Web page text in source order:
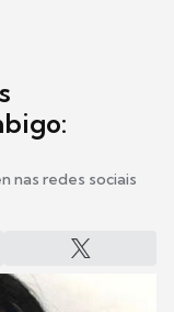
nas redes sociais